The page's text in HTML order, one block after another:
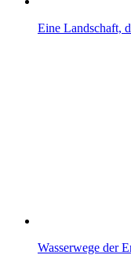
Eine Landschaft,
Wasserwege der